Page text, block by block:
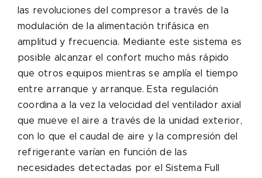
las revoluciones del compresor a través de la
modulación de la alimentación trifásica en
amplitud y frecuencia. Mediante este sistema es
posible alcanzar el confort mucho más rápido
que otros equipos mientras se amplía el tiempo
entre arranque y arranque. Esta regulación
coordina a la vez la velocidad del ventilador axial
que mueve el aire a través de la unidad exterior,
con lo que el caudal de aire y la compresión del
refrigerante varían en función de las
necesidades detectadas por el Sistema Full